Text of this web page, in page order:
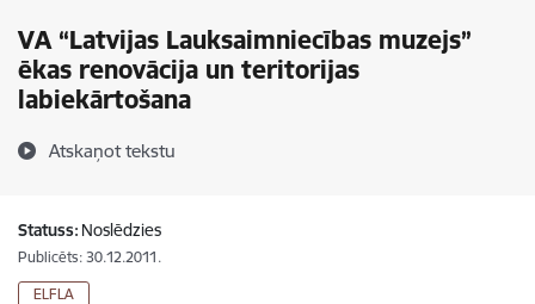
VA “Latvijas Lauksaimniecības muzejs”
ēkas renovācija un teritorijas
labiekārtošana
Atskaņot tekstu
Statuss: Noslēdzies
Publicēts: 30.12.2011.
ELFLA